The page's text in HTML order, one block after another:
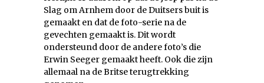
Slag om Arnhem door de Duitsers buit is
gemaakt en dat de foto-serie na de
gevechten gemaakt is. Dit wordt
ondersteund door de andere foto’s die
Erwin Seeger gemaakt heeft. Ook die zijn
allemaal na de Britse terugtrekking